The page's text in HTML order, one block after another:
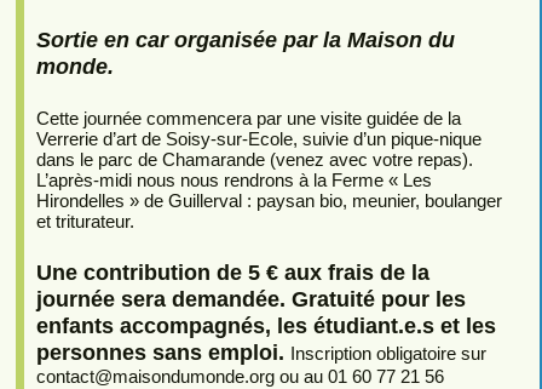
Sortie en car organisée par la Maison du
monde.
Cette journée commencera par une visite guidée de la
Verrerie d’art de Soisy-sur-Ecole, suivie d’un pique-nique
dans le parc de Chamarande (venez avec votre repas).
L’après-midi nous nous rendrons à la Ferme « Les
Hirondelles » de Guillerval : paysan bio, meunier, boulanger
et triturateur.
Une contribution de 5 € aux frais de la
journée sera demandée. Gratuité pour les
enfants accompagnés, les étudiant.e.s et les
personnes sans emploi. Inscription obligatoire sur
contact@maisondumonde.org ou au 01 60 77 21 56